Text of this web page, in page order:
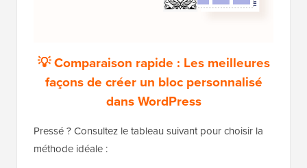
💡 Comparaison rapide : Les meilleures
façons de créer un bloc personnalisé
dans WordPress
Pressé ? Consultez le tableau suivant pour choisir la
méthode idéale :